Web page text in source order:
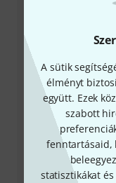
A sütik
élményt
együtt. Ezek
szabott
fenntartásaid,
statisztikákat
örömmel áll
Készítsd elő